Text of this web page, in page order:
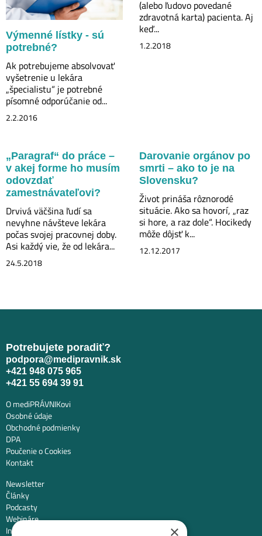
Výmenné lístky - sú
potrebné?
Ak potrebujeme absolvovať
vyšetrenie u lekára
„špecialistu“ je potrebné
písomné odporúčanie od...
2.2.2016
(alebo ľudovo povedané
zdravotná karta) pacienta. Aj
keď...
1.2.2018
„Paragraf“ do práce –
v akej forme ho musím
odovzdať
zamestnávateľovi?
Drvivá väčšina ľudí sa
nevyhne návšteve lekára
počas svojej pracovnej doby.
Asi každý vie, že od lekára...
24.5.2018
Darovanie orgánov po
smrti – ako to je na
Slovensku?
Život prináša rôznorodé
situácie. Ako sa hovorí, „raz
si hore, a raz dole“. Hocikedy
môže dôjsť k...
12.12.2017
Potrebujete poradiť?
podpora@medipravnik.sk
+421 948 075 965
+421 55 694 39 91
O mediPRÁVNIKovi
Osobné údaje
Obchodné podmienky
DPA
Poučenie o Cookies
Kontakt
Newsletter
Články
Podcasty
Webináre
Informované súhlasy
×